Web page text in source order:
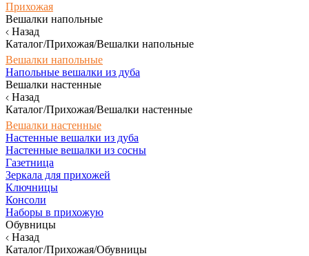
Прихожая
Вешалки напольные
Назад
Каталог/Прихожая/Вешалки напольные
Вешалки напольные
Напольные вешалки из дуба
Вешалки настенные
Назад
Каталог/Прихожая/Вешалки настенные
Вешалки настенные
Настенные вешалки из дуба
Настенные вешалки из сосны
Газетница
Зеркала для прихожей
Ключницы
Консоли
Наборы в прихожую
Обувницы
Назад
Каталог/Прихожая/Обувницы